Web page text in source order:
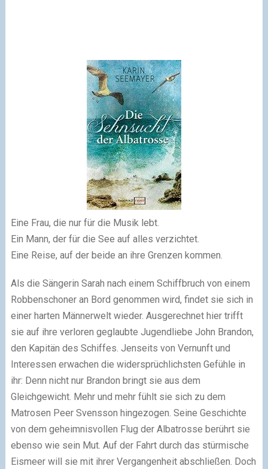
Eine Frau, die nur für die Musik lebt.
Ein Mann, der für die See auf alles verzichtet.
Eine Reise, auf der beide an ihre Grenzen kommen.
Als die Sängerin Sarah nach einem Schiffbruch von einem
Robbenschoner an Bord genommen wird, findet sie sich in
einer harten Männerwelt wieder. Ausgerechnet hier trifft
sie auf ihre verloren geglaubte Jugendliebe John Brandon,
den Kapitän des Schiffes. Jenseits von Vernunft und
Interessen erwachen die widersprüchlichsten Gefühle in
ihr: Denn nicht nur Brandon bringt sie aus dem
Gleichgewicht. Mehr und mehr fühlt sie sich zu dem
Matrosen Peer Svensson hingezogen. Seine Geschichte
von dem geheimnisvollen Flug der Albatrosse berührt sie
ebenso wie sein Mut. Auf der Fahrt durch das stürmische
Eismeer will sie mit ihrer Vergangenheit abschließen. Doch